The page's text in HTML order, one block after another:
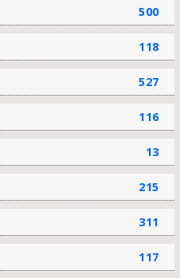
500
118
527
116
13
215
311
117